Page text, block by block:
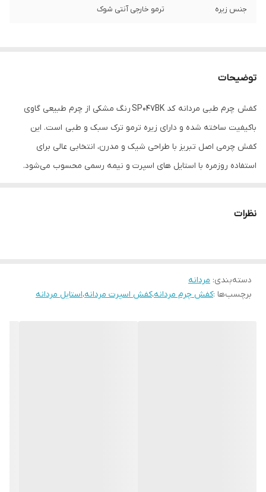
جنس زیره ترمو خارجی آنتی شوک
توضیحات
کفش چرم طبی مردانه کد SP047BK رنگ مشکی از چرم طبیعی گاوی
باکیفیت ساخته شده و دارای زیره ترمو ترک سبک و طبی است. این
کفش چرمی اصل تبریز با طراحی شیک و مدرن، انتخابی عالی برای
استفاده روزمره با استایل های اسپرت و نیمه رسمی محسوب می‌شود.
نظرات
دسته‌بندی: مردانه
برچسب‌ها :کفش چرم مردانه،کفش اسپرت مردانه،استایل مردانه